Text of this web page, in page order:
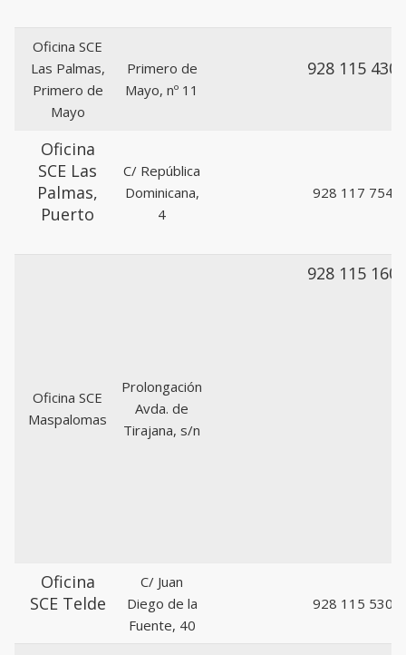
Oficina SCE
Las Palmas,
Primero de
Mayo
Primero de
Mayo, nº 11
928 115 430
Oficina
SCE Las
Palmas,
Puerto
C/ República
Dominicana,
4
928 117 754
Oficina SCE
Maspalomas
Prolongación
Avda. de
Tirajana, s/n
928 115 160
Oficina
SCE Telde
C/ Juan
Diego de la
Fuente, 40
928 115 530